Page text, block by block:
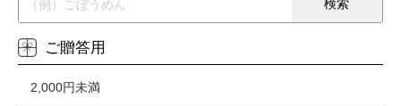
ご贈答用
2,000円未満